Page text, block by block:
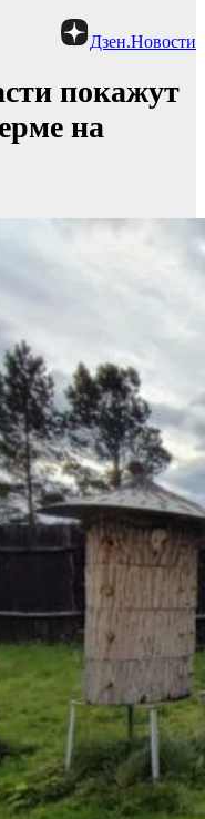
Дзен.Новости
покажут
на